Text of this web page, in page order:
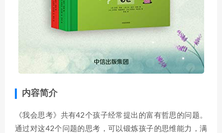
内容简介
《我会思考》共有42个孩子经常提出的富有哲思的问题。
通过对这42个问题的思考，可以锻炼孩子的思维能力，满